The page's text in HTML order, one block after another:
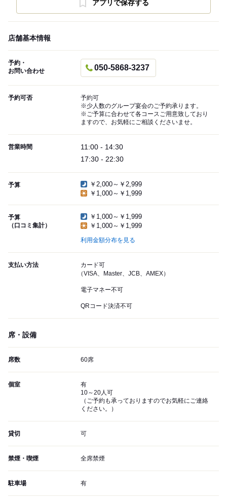
アプリで保存する
店舗基本情報
予約・
お問い合わせ
050-5868-3237
予約可否
予約可
※少人数のグループ宴会のご予約承ります。
※ご予算に合わせて各コースご用意致しており
ますので、お気軽にご相談くださいませ。
営業時間
11:00 - 14:30
17:30 - 22:30
予算
￥2,000～￥2,999
￥1,000～￥1,999
予算
（口コミ集計）
￥1,000～￥1,999
￥1,000～￥1,999
利用金額分布を見る
支払い方法
カード可
（VISA、Master、JCB、AMEX）
電子マネー不可
QRコード決済不可
席・設備
席数 60席
個室
有
10～20人可
（ご予約も承っておりますのでお気軽にご連絡
ください。）
貸切 可
禁煙・喫煙 全席禁煙
駐車場 有